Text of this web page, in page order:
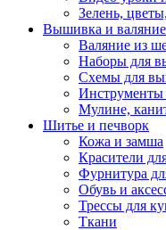
Зелень,
Вышивка и валяние
Валяние из
Наборы для
Схемы для
Инструменты
Мулине,
Шитье и печворк
Кожа и замша
Красители
Фурнитура
Обувь и
Трессы для
Ткани